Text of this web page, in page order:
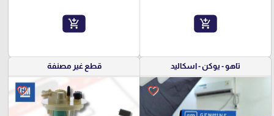
add_shopping_cart
add_shopping_cart
تاهو - يوكن - اسكاليد
favorite_border
قطع غير مصنفة
favorite_border